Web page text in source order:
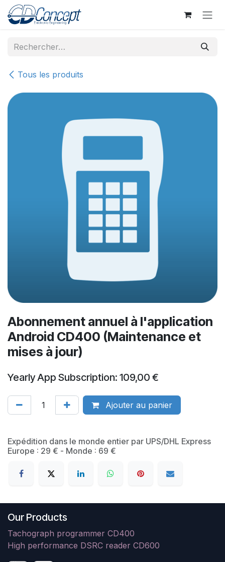
Se rendre au contenu
Tous les produits
Abonnement annuel à l'application
Android CD400 (Maintenance et
mises à jour)
Yearly App Subscription: 109,00 €
Ajouter au panier
​Expédition dans le monde entier par UPS/DHL Express
Europe : 29 € - Monde : 69 €
Our Products
Tachograph programmer CD400
High performance DSRC reader CD600